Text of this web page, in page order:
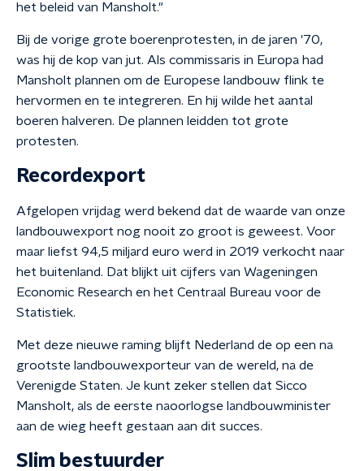
het beleid van Mansholt."
Bij de vorige grote boerenprotesten, in de jaren '70,
was hij de kop van jut. Als commissaris in Europa had
Mansholt plannen om de Europese landbouw flink te
hervormen en te integreren. En hij wilde het aantal
boeren halveren. De plannen leidden tot grote
protesten.
Recordexport
Afgelopen vrijdag werd bekend dat de waarde van onze
landbouwexport nog nooit zo groot is geweest. Voor
maar liefst 94,5 miljard euro werd in 2019 verkocht naar
het buitenland. Dat blijkt uit cijfers van Wageningen
Economic Research en het Centraal Bureau voor de
Statistiek.
Met deze nieuwe raming blijft Nederland de op een na
grootste landbouwexporteur van de wereld, na de
Verenigde Staten. Je kunt zeker stellen dat Sicco
Mansholt, als de eerste naoorlogse landbouwminister
aan de wieg heeft gestaan aan dit succes.
Slim bestuurder